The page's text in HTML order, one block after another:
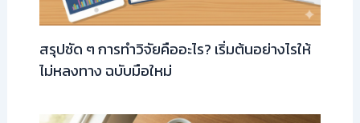
สรุปชัด ๆ การทำวิจัยคืออะไร? เริ่มต้นอย่างไรให้
ไม่หลงทาง ฉบับมือใหม่